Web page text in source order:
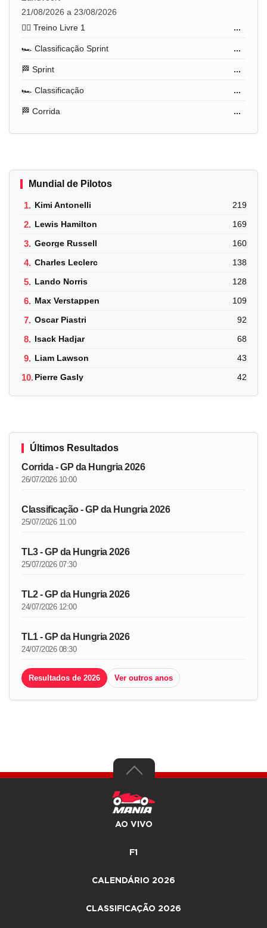
21/08/2026 a 23/08/2026
🏋️‍♂️ Treino Livre 1
...
🏎️ Classificação Sprint ...
🏁 Sprint ...
🏎️ Classificação ...
🏁 Corrida ...
Mundial de Pilotos
1. Kimi Antonelli 219
2. Lewis Hamilton 169
3. George Russell 160
4. Charles Leclerc 138
5. Lando Norris 128
6. Max Verstappen 109
7. Oscar Piastri 92
8. Isack Hadjar 68
9. Liam Lawson 43
10.Pierre Gasly 42
Últimos Resultados
Corrida - GP da Hungria 2026
26/07/2026 10:00
Classificação - GP da Hungria 2026
25/07/2026 11:00
TL3 - GP da Hungria 2026
25/07/2026 07:30
TL2 - GP da Hungria 2026
24/07/2026 12:00
TL1 - GP da Hungria 2026
24/07/2026 08:30
Resultados de 2026 Ver outros anos
AO VIVO
F1
CALENDÁRIO 2026
CLASSIFICAÇÃO 2026